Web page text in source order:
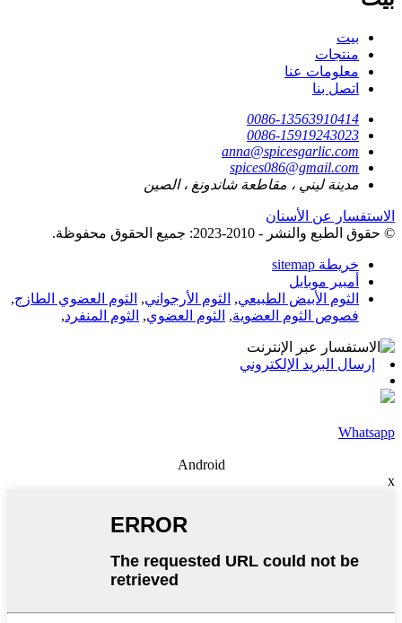
بيت
منتجات
معلومات عنا
اتصل بنا
0086-13563910414
0086-15919243023
anna@spicesgarlic.com
spices086@gmail.com
مدينة ليني ، مقاطعة شاندونغ ، الصين
الاستفسار عن الأسنان
© حقوق الطبع والنشر - 2010-2023: جميع الحقوق محفوظة.
خريطة sitemap
أمبير موبايل
الثوم الأبيض الطبيعي, الثوم الأرجواني, الثوم العضوي الطازج,
فصوص الثوم العضوية, الثوم العضوي, الثوم المنفرد,
إرسال البريد الإلكتروني
Whatsapp
Android
x